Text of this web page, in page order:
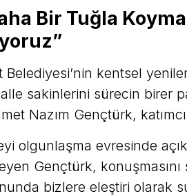
Bir Tuğla
Belediyesi’nin kentsel
sakinlerini sürecin birer
Nazım Gençtürk,
olgunlaşma evresinde
Gençtürk,
bizlere eleştiri olarak